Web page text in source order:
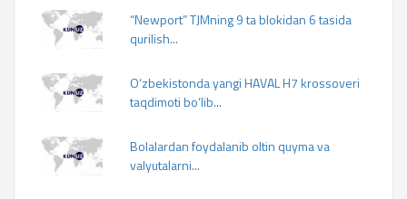
“Newport” TJMning 9 ta blokidan 6 tasida
qurilish...
O‘zbekistonda yangi HAVAL H7 krossoveri
taqdimoti bo‘lib...
Bolalardan foydalanib oltin quyma va
valyutalarni...